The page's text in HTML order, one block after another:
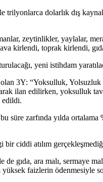
trilyonlarca dolarlık dış
zeytinlikler, yaylalar,
kirlendi, toprak kirlendi,
yeni istihdam
3Y: “Yoksulluk,
ilan edilirken, yoksulluk
edildi.
süre zarfında yılda
bir ciddi atılım
de gıda, ara malı,
faizlerin ödenmesiyle